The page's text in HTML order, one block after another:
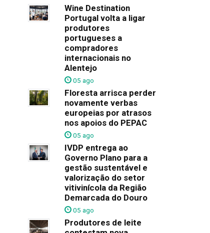
Wine Destination
Portugal volta a ligar
produtores
portugueses a
compradores
internacionais no
Alentejo
05 ago
Floresta arrisca perder
novamente verbas
europeias por atrasos
nos apoios do PEPAC
05 ago
IVDP entrega ao
Governo Plano para a
gestão sustentável e
valorização do setor
vitivinícola da Região
Demarcada do Douro
05 ago
Produtores de leite